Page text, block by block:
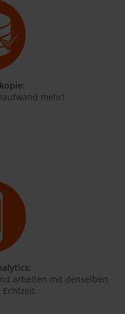
mehr!
arbeiten mit denselben